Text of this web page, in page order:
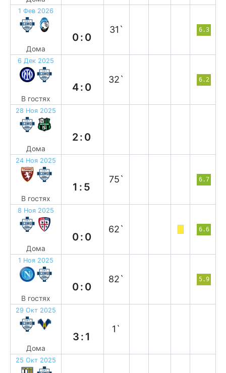
1 Фев 2026
Дома
0:0
31` 6.3
6 Дек 2025
В гостях
4:0
32` 6.2
28 Ноя 2025
Дома
2:0
24 Ноя 2025
В гостях
1:5
75` 6.7
8 Ноя 2025
Дома
0:0
62` 6.6
1 Ноя 2025
В гостях
0:0
82` 5.9
29 Окт 2025
Дома
3:1
1`
25 Окт 2025